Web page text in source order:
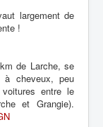
largement de
!
de Larche, se
à cheveux, peu
entre le
et Grangie).